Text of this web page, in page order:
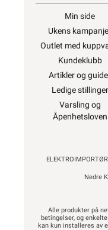
Min side
Ukens
Outlet med
Kundeklubb
Artikler og
Ledige stillinger
Varsling og
Åpenhetsloven
Nedre
Alle produkter på
betingelser, og
kan kun installeres av